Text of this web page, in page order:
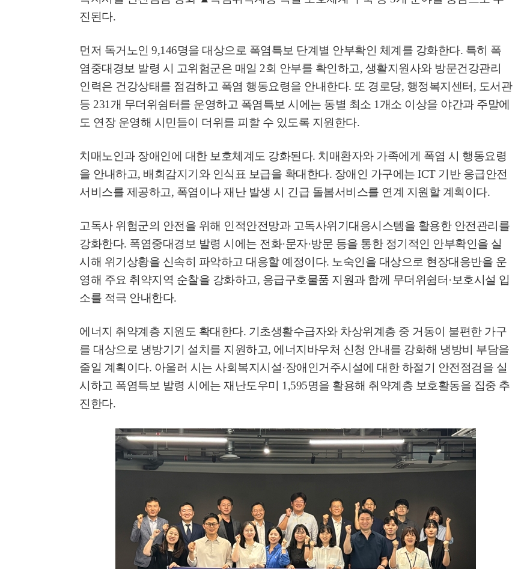
진된다.
먼저 독거노인 9,146명을 대상으로 폭염특보 단계별 안부확인 체계를 강화한다. 특히 폭
염중대경보 발령 시 고위험군은 매일 2회 안부를 확인하고, 생활지원사와 방문건강관리
인력은 건강상태를 점검하고 폭염 행동요령을 안내한다. 또 경로당, 행정복지센터 , 도서관
등 231 개 무더위쉼터를 운영하고 폭염특보 시에는 동별 최소 1 개소 이상을 야간과 주말에
도 연장 운영해 시민들이 더위를 피할 수 있도록 지원한다.
치매노인과 장애인에 대한 보호체계도 강화된다. 치매환자와 가족에게 폭염 시 행동요령
을 안내하고, 배회감지기와 인식표 보급을 확대한다. 장애인 가구에는 ICT 기반 응급안전
서비스를 제공하고, 폭염이나 재난 발생 시 긴급 돌봄서비스를 연계 지원할 계획이다.
고독사 위험군의 안전을 위해 인적안전망과 고독사위기대응시스템을 활용한 안전관리를
강화한다. 폭염중대경보 발령 시에는 전화·문자·방문 등을 통한 정기적인 안부확인을 실
시해 위기상황을 신속히 파악하고 대응할 예정이다. 노숙인을 대상으로 현장대응반을 운
영해 주요 취약지역 순찰을 강화하고, 응급구호물품 지원과 함께 무더위쉼터 ·보호시설 입
소를 적극 안내한다.
에너지 취약계층 지원도 확대한다. 기초생활수급자와 차상위계층 중 거동이 불편한 가구
를 대상으로 냉방기기 설치를 지원하고, 에너지바우처 신청 안내를 강화해 냉방비 부담을
줄일 계획이다. 아울러 시는 사회복지시설·장애인거주시설에 대한 하절기 안전점검을 실
시하고 폭염특보 발령 시에는 재난도우미 1,595명을 활용해 취약계층 보호활동을 집중 추
진한다.